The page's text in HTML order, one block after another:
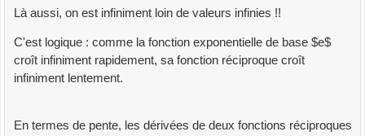
Là aussi, on est infiniment loin de valeurs infinies !!
C'est logique : comme la fonction exponentielle de base $e$
croît infiniment rapidement, sa fonction réciproque croît
infiniment lentement.
En termes de pente, les dérivées de deux fonctions réciproques